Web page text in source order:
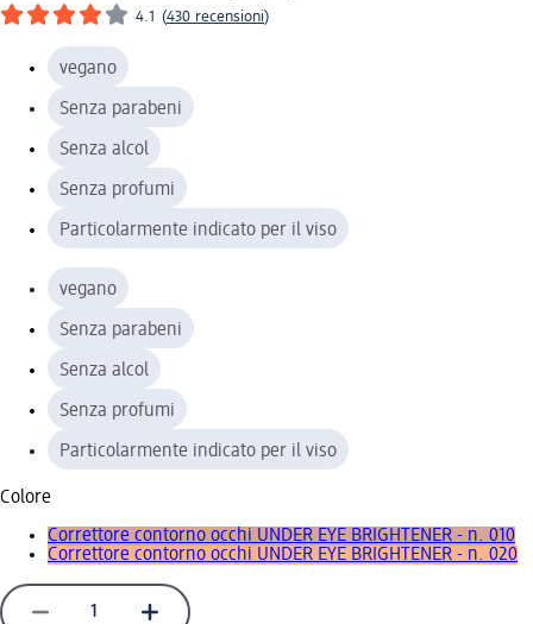
4.1 (430 recensioni)
vegano
Senza parabeni
Senza alcol
Senza profumi
Particolarmente indicato per il viso
vegano
Senza parabeni
Senza alcol
Senza profumi
Particolarmente indicato per il viso
Colore
Correttore contorno occhi UNDER EYE BRIGHTENER - n. 010
Correttore contorno occhi UNDER EYE BRIGHTENER - n. 020